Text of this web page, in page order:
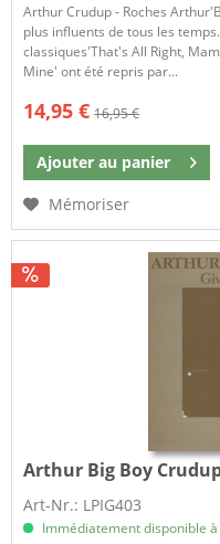
Arthur Crudup - Roches
plus influents de tous les
classiques'That's All Right,
Mine' ont été repris par...
14,95 € 16,95 €
Ajouter au panier
Mémoriser
Arthur Big Boy
Art-Nr.: LPIG403
Immédiatement disponible